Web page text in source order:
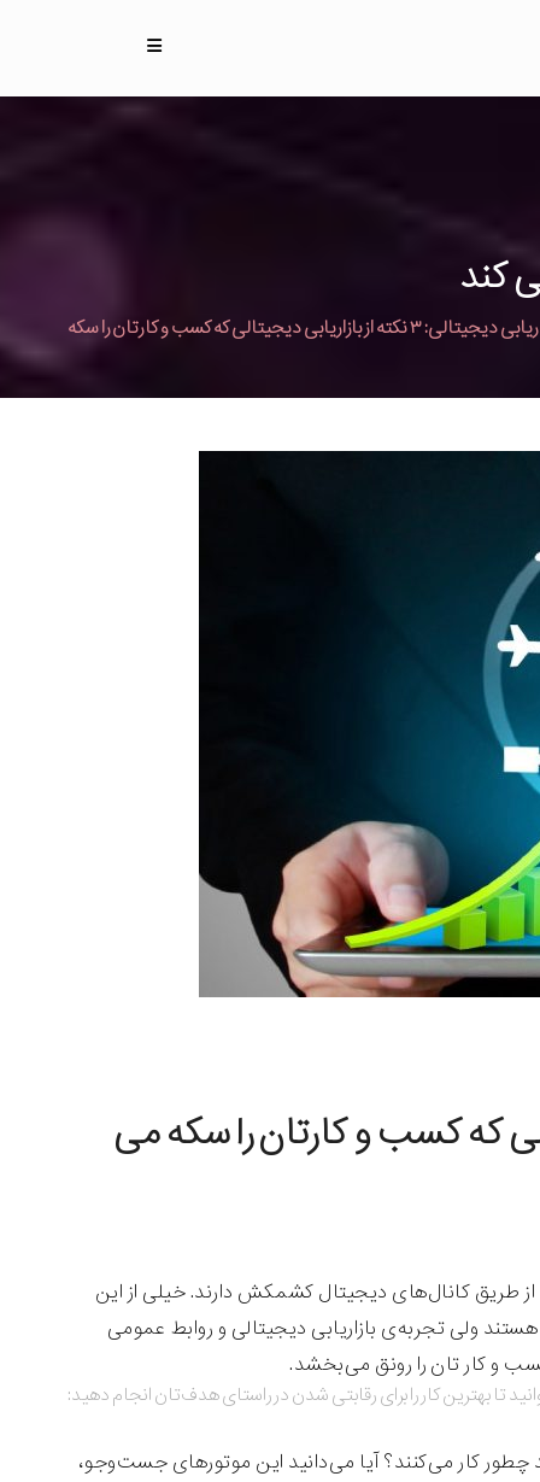
بازاریابی دیجیتالی: ۳ نکته از بازاریابی دیجیتالی که کسب و کارتان را سکه
دیجیتالی که کسب و کارتان را سکه می
طریق کانال‌های دیجیتال کشمکش دارند. خیلی از این
ولی تجربه‌ی بازاریابی دیجیتالی و روابط عمومی
و کار تان را رونق می‌بخشد.
تا بهترین کار را برای رقابتی شدن در راستای هدف‌تان انجام دهید:
چطور کار می‌کنند؟ آیا می‌دانید این موتورهای جست‌وجو،